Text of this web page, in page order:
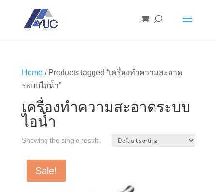
Home/ Products tagged “เครื่องทำความสะอาด
ระบบไอน้ำ”
เครื่องทำความสะอาดระบบ
ไอน้ำ
Showing the single result
Sale!